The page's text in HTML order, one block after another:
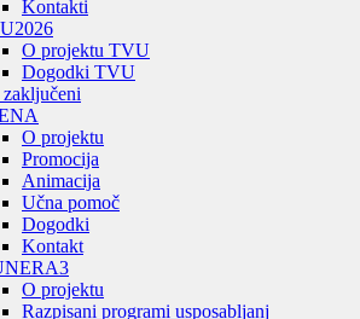
Kontakti
2026
O projektu TVU
Dogodki TVU
O projektu
Promocija
Animacija
Učna pomoč
Dogodki
Kontakt
O projektu
Razpisani programi usposabljanj